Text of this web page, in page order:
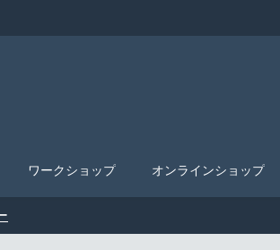
ワークショップ オンラインショップ